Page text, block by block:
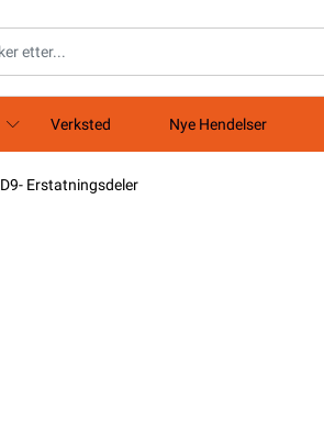
Verksted Nye Hendelser
D9- Erstatningsdeler